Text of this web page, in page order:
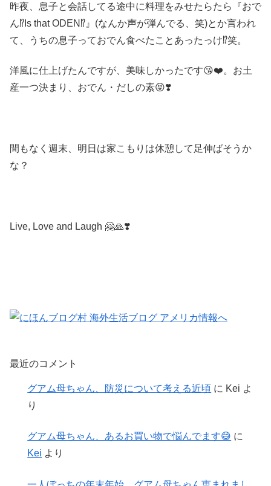
昨夜、息子と会話してる途中に料理をみせたらたら『おで
ん⁉️Is that ODEN⁉️』(なんか声が弾んでる、笑)とか言われ
て、うちの息子っておでん食べたことあったっけ⁉️笑。
洋風に仕上げたんですが、美味しかったです😘❤️。お土
産一つ決まり、おでん・だしの素😝❣️
間もなく週末、明日は家こもりは休憩して足伸ばそうか
な？
Live, Love and Laugh 🤗🙏❣️
最近のコメント
グアム母ちゃん、防災について考える近頃 に Kei よ
り
グアム母ちゃん、あるお買い物で悩んでます😅 に
Kei より